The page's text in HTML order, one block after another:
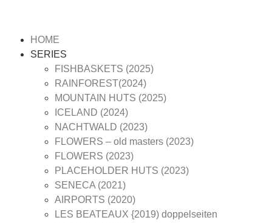
HOME
SERIES
FISHBASKETS (2025)
RAINFOREST(2024)
MOUNTAIN HUTS (2025)
ICELAND (2024)
NACHTWALD (2023)
FLOWERS – old masters (2023)
FLOWERS (2023)
PLACEHOLDER HUTS (2023)
SENECA (2021)
AIRPORTS (2020)
LES BEATEAUX {2019) doppelseiten